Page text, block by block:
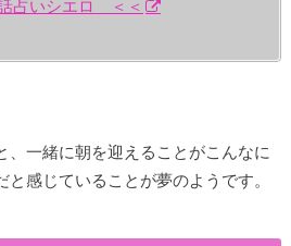
占いシエロ ＜＜
、一緒に朝を迎えることがこんなに
感じていることが夢のようです。